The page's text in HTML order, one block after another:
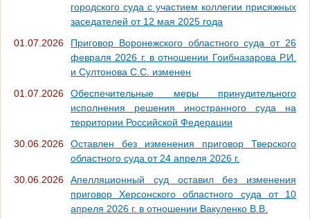
городского суда с участием коллегии присяжных
заседателей от 12 мая 2025 года
01.07.2026
Приговор Воронежского областного суда от 26
февраля 2026 г. в отношении Гоибназарова Р.И.
и Султонова С.С. изменен
01.07.2026
Обеспечительные меры принудительного
исполнения решения иностранного суда на
территории Российской Федерации
30.06.2026
Оставлен без изменения приговор Тверского
областного суда от 24 апреля 2026 г.
30.06.2026
Апелляционный суд оставил без изменения
приговор Херсонского областного суда от 10
апреля 2026 г. в отношении Вакуленко В.В.